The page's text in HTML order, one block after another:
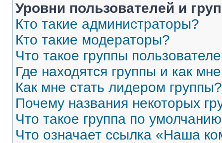
Уровни пользователей и
Кто такие администраторы?
Кто такие модераторы?
Что такое группы
Где находятся группы и как
Как мне стать лидером группы?
Почему названия некоторых
Что такое группа по
Что означает ссылка «Наша